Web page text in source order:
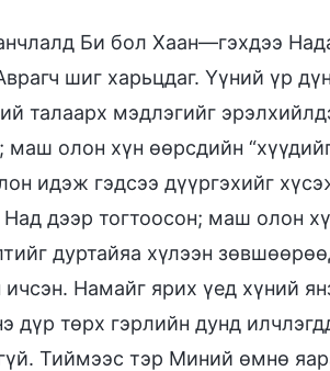
Би бол Хаан—гэхдээ
шиг харьцдаг. Үүний үр
талаарх мэдлэгийг
маш олон хүн өөрсдийн
идэж гэдсээ дүүргэхийг
Над дээр тогтоосон; маш олон
дуртайяа хүлээн
Намайг ярих үед хүний
дүр төрх гэрлийн дунд
Тиймээс тэр Миний өмнө